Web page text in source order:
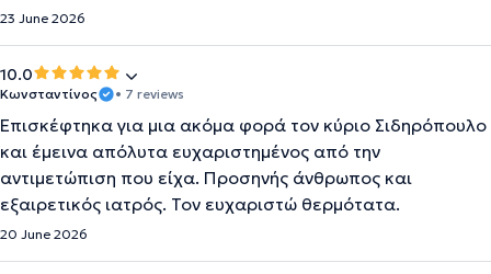
23 June 2026
10.0
Κωνσταντίνος • 7 reviews
Επισκέφτηκα για μια ακόμα φορά τον κύριο Σιδηρόπουλο
και έμεινα απόλυτα ευχαριστημένος από την
αντιμετώπιση που είχα. Προσηνής άνθρωπος και
εξαιρετικός ιατρός. Τον ευχαριστώ θερμότατα.
20 June 2026